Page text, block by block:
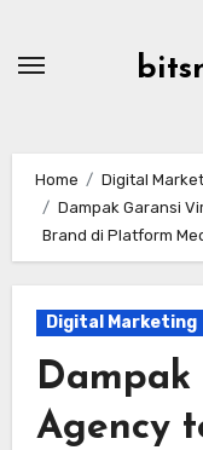
Home
Digital
Dampak Garansi
Brand di Platform
Digital Marketing
Agency